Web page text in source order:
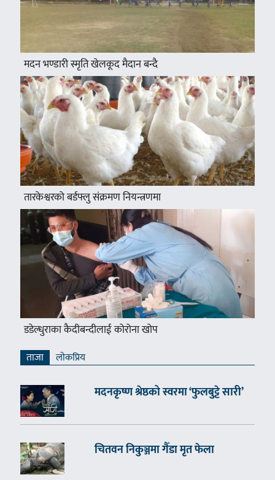
मदन भण्डारी स्मृति खेलकूद मैदान बन्दै
तारकेश्वरको बर्डफ्लु संक्रमण नियन्त्रणमा
डडेल्धुराका कैदीबन्दीलाई कोरोना खोप
ताजा लाेकप्रिय
मदनकृष्ण श्रेष्ठको स्वरमा ‘फुलबुट्टे सारी’
चितवन निकुञ्जमा गैँडा मृत फेला